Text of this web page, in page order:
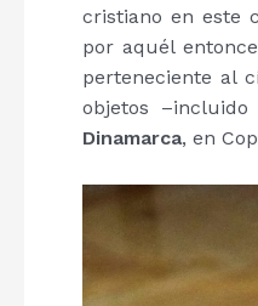
cristiano en este
por aquél
perteneciente al
objetos
Dinamarca, en